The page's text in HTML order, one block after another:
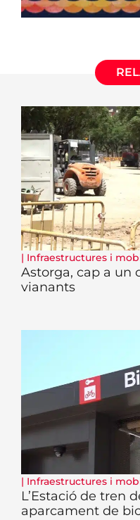
| Infraestructures i
Astorga, cap a un
vianants
| Infraestructures i
L’Estació de tren
aparcament de